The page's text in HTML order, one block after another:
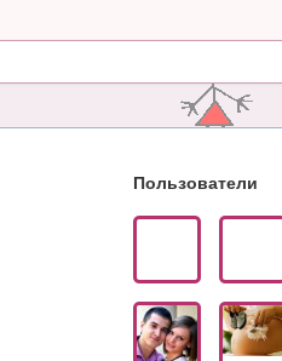
Пользователи